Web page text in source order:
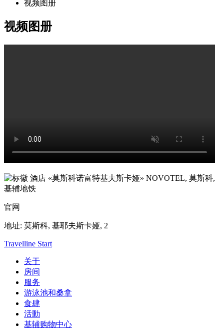
视频图册
视频图册
NOVOTEL, 莫斯科,
基辅地铁
官网
地址: 莫斯科, 基耶夫斯卡娅, 2
Travelline Start
关于
房间
服务
游泳池和桑拿
食肆
活動
基辅购物中心